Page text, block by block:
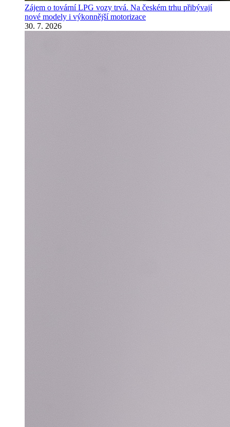
Zájem o tovární LPG vozy trvá. Na českém trhu přibývají
nové modely i výkonnější motorizace
30. 7. 2026